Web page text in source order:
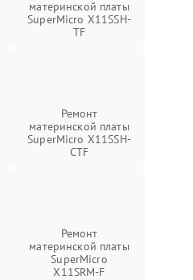
материнской платы
SuperMicro X11SSH-
TF
Ремонт
материнской платы
SuperMicro X11SSH-
CTF
Ремонт
материнской платы
SuperMicro
X11SRM-F